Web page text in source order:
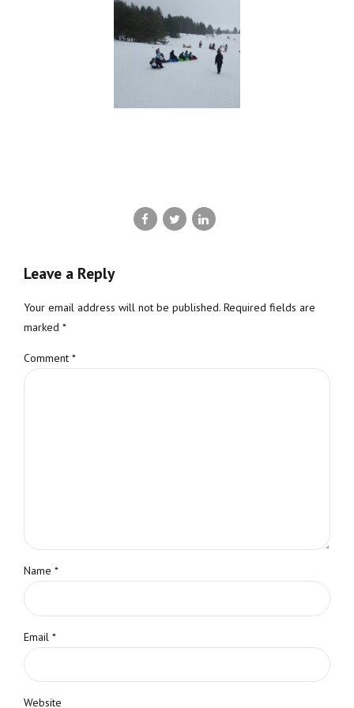
Leave a Reply
Your email address will not be published. Required fields are
marked *
Comment *
Name *
Email *
Website